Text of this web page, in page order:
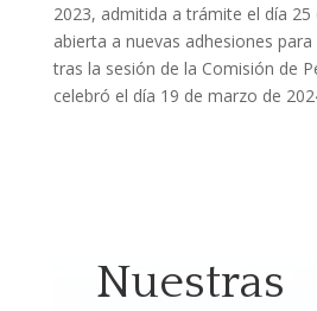
2023, admitida a trámite el día
abierta a nuevas adhesiones
tras la sesión de la Comisión de
celebró el día 19 de marzo de
Nuestras